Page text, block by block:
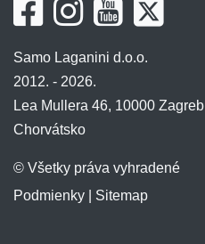
Samo Laganini d.o.o.
2012. - 2026.
Lea Mullera 46, 10000 Zagreb
Chorvátsko
© Všetky práva vyhradené
Podmienky
Sitemap